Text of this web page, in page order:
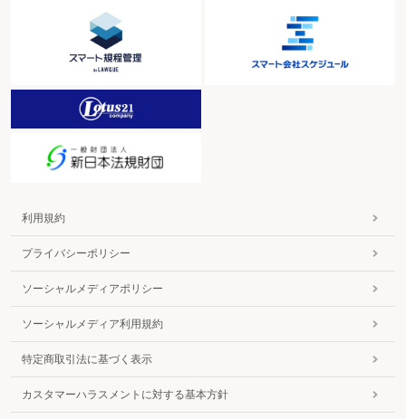
利用規約
プライバシーポリシー
ソーシャルメディアポリシー
ソーシャルメディア利用規約
特定商取引法に基づく表示
カスタマーハラスメントに対する基本方針